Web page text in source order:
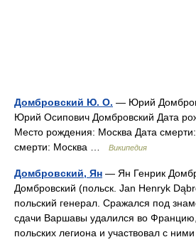
Домбровский Ю. О. — Юрий
Юрий Осипович Домбровский Дата
Место рождения: Москва Дата
смерти: Москва …
Википедия
Домбровский, Ян — Ян Генрик
Домбровский (польск. Jan Henryk
польский генерал. Сражался под
сдачи Варшавы удалился во
польских легиона и участвовал с